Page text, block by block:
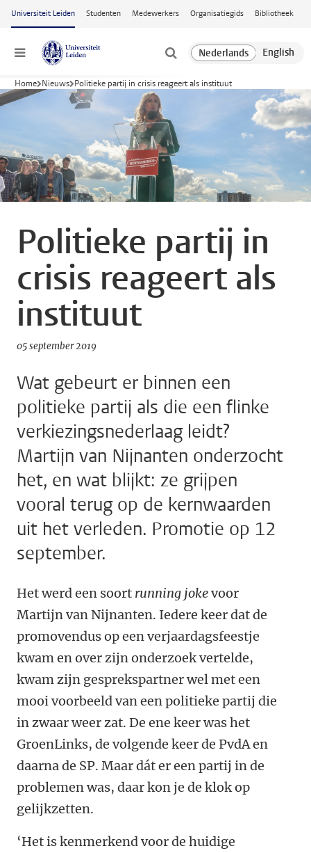
Ga naar hoofdinhoud
Universiteit Leiden Studenten Medewerkers Organisatiegids Bibliotheek
Menu
Home Nieuws Politieke partij in crisis reageert als instituut
Politieke partij in
crisis reageert als
instituut
05 september 2019
Wat gebeurt er binnen een
politieke partij als die een flinke
verkiezingsnederlaag leidt?
Martijn van Nijnanten onderzocht
het, en wat blijkt: ze grijpen
vooral terug op de kernwaarden
uit het verleden. Promotie op 12
september.
Het werd een soort running jokevoor
Martijn van Nijnanten. Iedere keer dat de
promovendus op een verjaardagsfeestje
kwam en over zijn onderzoek vertelde,
kwam zijn gesprekspartner wel met een
mooi voorbeeld van een politieke partij die
in zwaar weer zat. De ene keer was het
GroenLinks, de volgende keer de PvdA en
daarna de SP. Maar dát er een partij in de
problemen was, daar kon je de klok op
gelijkzetten.
‘Het is kenmerkend voor de huidige